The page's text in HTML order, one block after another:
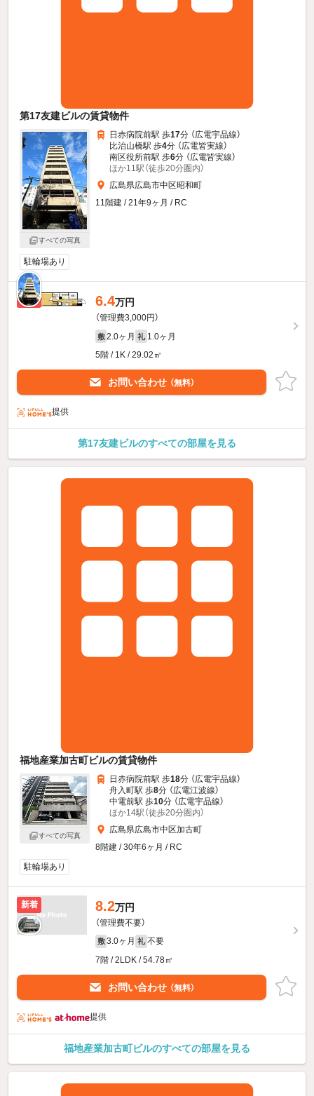
第17友建ビルの賃貸物件
すべての写真
日赤病院前駅 歩17分 （広電宇品線）
比治山橋駅 歩4分 （広電皆実線）
南区役所前駅 歩6分 （広電皆実線）
ほか11駅（徒歩20分圏内）
広島県広島市中区昭和町
11階建 / 21年9ヶ月 / RC
駐輪場あり
新着 6.4万円
（管理費3,000円）
敷 2.0ヶ月 礼 1.0ヶ月
5階 / 1K / 29.02㎡
お問い合わせ （無料）
提供
第17友建ビルのすべての部屋を見る
福地産業加古町ビルの賃貸物件
すべての写真
日赤病院前駅 歩18分 （広電宇品線）
舟入町駅 歩8分 （広電江波線）
中電前駅 歩10分 （広電宇品線）
ほか14駅（徒歩20分圏内）
広島県広島市中区加古町
8階建 / 30年6ヶ月 / RC
駐輪場あり
新着 8.2万円
（管理費不要）
敷 3.0ヶ月 礼 不要
7階 / 2LDK / 54.78㎡
お問い合わせ （無料）
提供
福地産業加古町ビルのすべての部屋を見る